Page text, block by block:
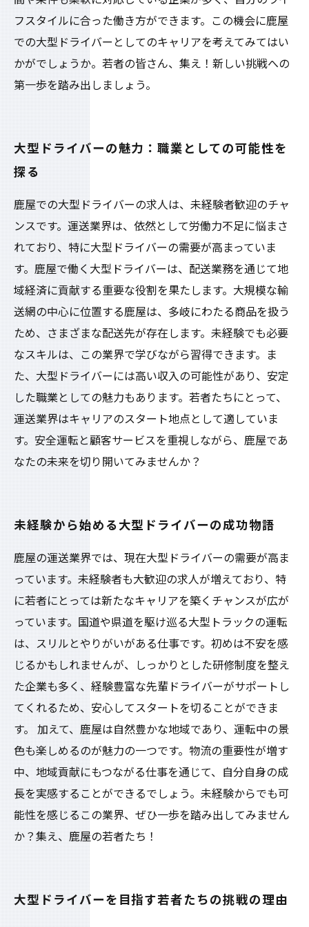
フスタイルに合った働き方ができます。この機会に鹿屋
での大型ドライバーとしてのキャリアを考えてみてはい
かがでしょうか。若者の皆さん、集え！新しい挑戦への
第一歩を踏み出しましょう。
大型ドライバーの魅力：職業としての可能性を
探る
鹿屋での大型ドライバーの求人は、未経験者歓迎のチャ
ンスです。運送業界は、依然として労働力不足に悩まさ
れており、特に大型ドライバーの需要が高まっていま
す。鹿屋で働く大型ドライバーは、配送業務を通じて地
域経済に貢献する重要な役割を果たします。大規模な輸
送網の中心に位置する鹿屋は、多岐にわたる商品を扱う
ため、さまざまな配送先が存在します。未経験でも必要
なスキルは、この業界で学びながら習得できます。ま
た、大型ドライバーには高い収入の可能性があり、安定
した職業としての魅力もあります。若者たちにとって、
運送業界はキャリアのスタート地点として適していま
す。安全運転と顧客サービスを重視しながら、鹿屋であ
なたの未来を切り開いてみませんか？
未経験から始める大型ドライバーの成功物語
鹿屋の運送業界では、現在大型ドライバーの需要が高ま
っています。未経験者も大歓迎の求人が増えており、特
に若者にとっては新たなキャリアを築くチャンスが広が
っています。国道や県道を駆け巡る大型トラックの運転
は、スリルとやりがいがある仕事です。初めは不安を感
じるかもしれませんが、しっかりとした研修制度を整え
た企業も多く、経験豊富な先輩ドライバーがサポートし
てくれるため、安心してスタートを切ることができま
す。 加えて、鹿屋は自然豊かな地域であり、運転中の景
色も楽しめるのが魅力の一つです。物流の重要性が増す
中、地域貢献にもつながる仕事を通じて、自分自身の成
長を実感することができるでしょう。未経験からでも可
能性を感じるこの業界、ぜひ一歩を踏み出してみません
か？集え、鹿屋の若者たち！
大型ドライバーを目指す若者たちの挑戦の理由